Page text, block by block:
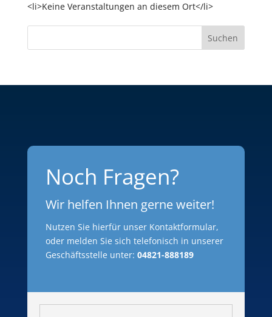
<li>Keine Veranstaltungen an diesem Ort</li>
Suchen
Noch Fragen?
Wir helfen Ihnen gerne weiter!
Nutzen Sie hierfür unser Kontaktformular,
oder melden Sie sich telefonisch in unserer
Geschäftsstelle unter: 04821-888189